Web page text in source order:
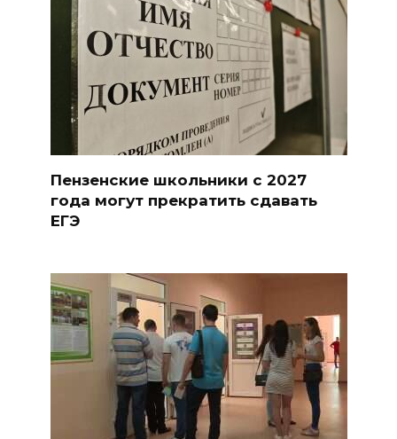
Пензенские школьники с 2027
года могут прекратить сдавать
ЕГЭ